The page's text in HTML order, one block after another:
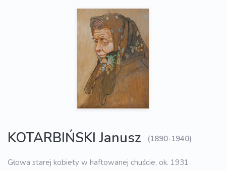
KOTARBIŃSKI Janusz (1890-1940)
Głowa starej kobiety w haftowanej chuście, ok. 1931